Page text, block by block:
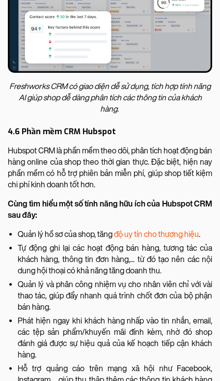
Freshworks CRM có giao diện dễ sử dụng, tích hợp tính năng
AI giúp shop dễ dàng phân tích các thông tin của khách
hàng.
4.6 Phần mềm CRM Hubspot
Hubspot CRM là phần mềm theo dõi, phân tích hoạt động bán
hàng online của shop theo thời gian thực. Đặc biệt, hiện nay
phần mềm có hỗ trợ phiên bản miễn phí, giúp shop tiết kiệm
chi phí kinh doanh tốt hơn.
Cùng tìm hiểu một số tính năng hữu ích của Hubspot CRM
sau đây:
Quản lý hồ sơ của shop, tăngđộ uy tín cho thương hiệu.
Tự động ghi lại các hoạt động bán hàng, tương tác của
khách hàng, thông tin đơn hàng,... từ đó tạo nên các nội
dung hội thoại có khả năng tăng doanh thu.
Quản lý và phân công nhiệm vụ cho nhân viên chỉ với vài
thao tác, giúp đẩy nhanh quá trình chốt đơn của bộ phận
bán hàng.
Phát hiện ngay khi khách hàng nhấp vào tin nhắn, email,
các tệp sản phẩm/khuyến mãi đính kèm, nhờ đó shop
đánh giá được sự hiệu quả của kế hoạch tiếp cận khách
hàng.
Hỗ trợ quảng cáo trên mạng xã hội như Facebook,